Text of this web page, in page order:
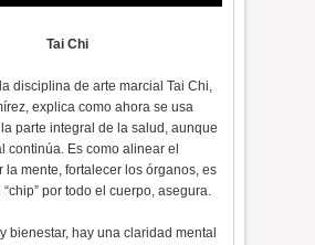
Tai Chi
disciplina de arte marcial Tai Chi,
explica como ahora se usa
parte integral de la salud, aunque
continúa. Es como alinear el
la mente, fortalecer los órganos, es
por todo el cuerpo, asegura.
bienestar, hay una claridad mental